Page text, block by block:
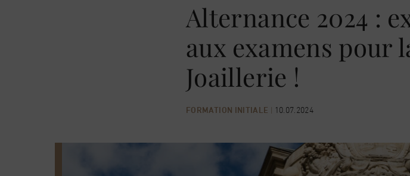
Alternance 2024 :
aux examens pour
Joaillerie !
FORMATION INITIALE | 10.07.2024